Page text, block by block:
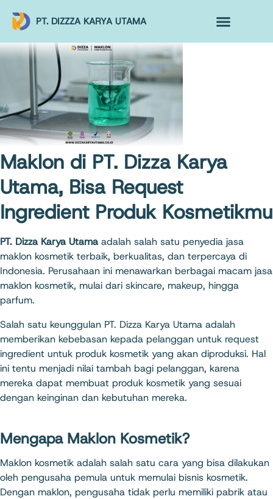
PT. DIZZZA KARYA UTAMA
Maklon di PT. Dizza Karya
Utama, Bisa Request
Ingredient Produk Kosmetikmu
PT. Dizza Karya Utama adalah salah satu penyedia jasa
maklon kosmetik terbaik, berkualitas, dan terpercaya di
Indonesia. Perusahaan ini menawarkan berbagai macam jasa
maklon kosmetik, mulai dari skincare, makeup, hingga
parfum.
Salah satu keunggulan PT. Dizza Karya Utama adalah
memberikan kebebasan kepada pelanggan untuk request
ingredient untuk produk kosmetik yang akan diproduksi. Hal
ini tentu menjadi nilai tambah bagi pelanggan, karena
mereka dapat membuat produk kosmetik yang sesuai
dengan keinginan dan kebutuhan mereka.
Mengapa Maklon Kosmetik?
Maklon kosmetik adalah salah satu cara yang bisa dilakukan
oleh pengusaha pemula untuk memulai bisnis kosmetik.
Dengan maklon, pengusaha tidak perlu memiliki pabrik atau